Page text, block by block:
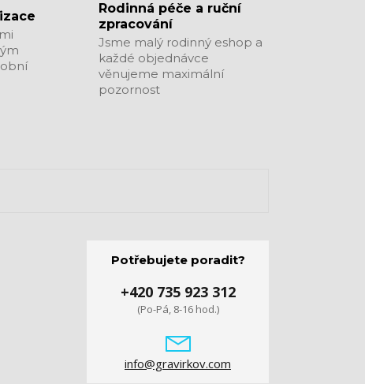
​​​​​​​Rodinná péče a ruční
zpracování
Jsme malý rodinný eshop a
každé objednávce
věnujeme maximální
pozornost
Potřebujete poradit?
+420 735 923 312
(Po-Pá, 8-16 hod.)
info@gravirkov.com